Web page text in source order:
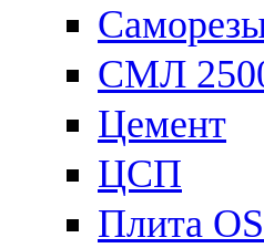
СМЛ
Цемент
ЦСП
Плита